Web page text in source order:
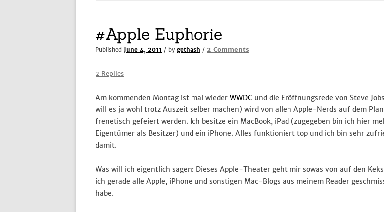
#Apple Euphorie
Published June 4, 2011 / by gethash / 2 Comments
2 Replies
Am kommenden Montag ist mal wieder WWDC und die Eröffnungsrede von Steve
will es ja wohl trotz Auszeit selber machen) wird von allen Apple-Nerds auf dem
frenetisch gefeiert werden. Ich besitze ein MacBook, iPad (zugegeben bin ich hier
Eigentümer als Besitzer) und ein iPhone. Alles funktioniert top und ich bin sehr
damit.
Was will ich eigentlich sagen: Dieses Apple-Theater geht mir sowas von auf den
ich gerade alle Apple, iPhone und sonstigen Mac-Blogs aus meinem Reader
habe.